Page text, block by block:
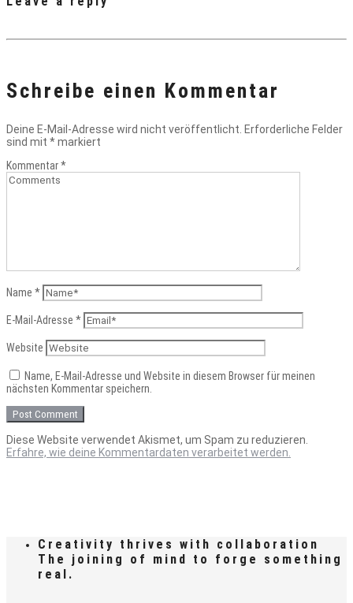
Schreibe einen Kommentar
Deine E-Mail-Adresse wird nicht veröffentlicht. Erforderliche Felder
sind mit *markiert
Kommentar*
Name *
E-Mail-Adresse *
Website
Name, E-Mail-Adresse und Website in diesem Browser für meinen
nächsten Kommentar speichern.
Diese Website verwendet Akismet, um Spam zu reduzieren.
Erfahre, wie deine Kommentardaten verarbeitet werden.
Creativity thrives with collaboration
The joining of mind to forge something
real.